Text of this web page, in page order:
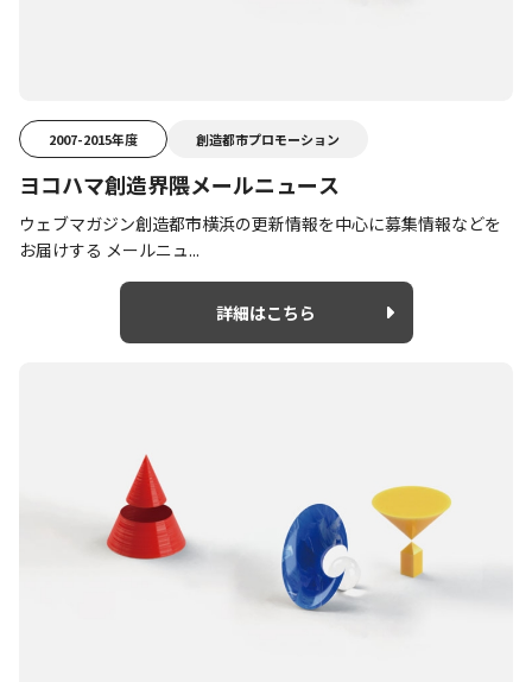
2007-2015年度 創造都市プロモーション
ヨコハマ創造界隈メールニュース
ウェブマガジン創造都市横浜の更新情報を中心に募集情報などを
お届けする メールニュ...
詳細はこちら